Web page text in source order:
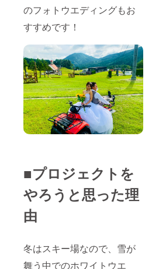
のフォトウエディングもお
すすめです！
■プロジェクトを
やろうと思った理
由
冬はスキー場なので、雪が
舞う中でのホワイトウエ